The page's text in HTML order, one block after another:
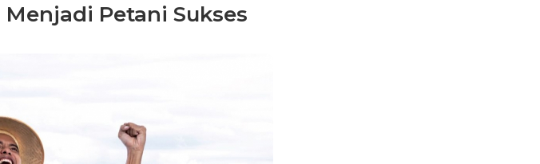
Petani Sukses